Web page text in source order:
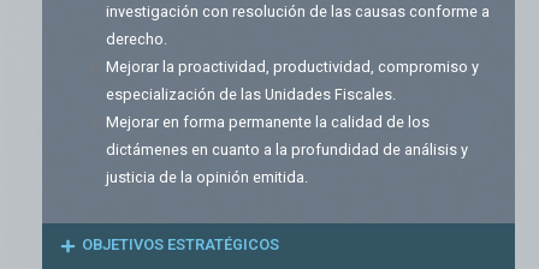
investigación con resolución de las causas conforme a
derecho.
Mejorar la proactividad, productividad, compromiso y
especialización de las Unidades Fiscales.
Mejorar en forma permanente la calidad de los
dictámenes en cuanto a la profundidad de análisis y
justicia de la opinión emitida.
OBJETIVOS ESTRATÉGICOS